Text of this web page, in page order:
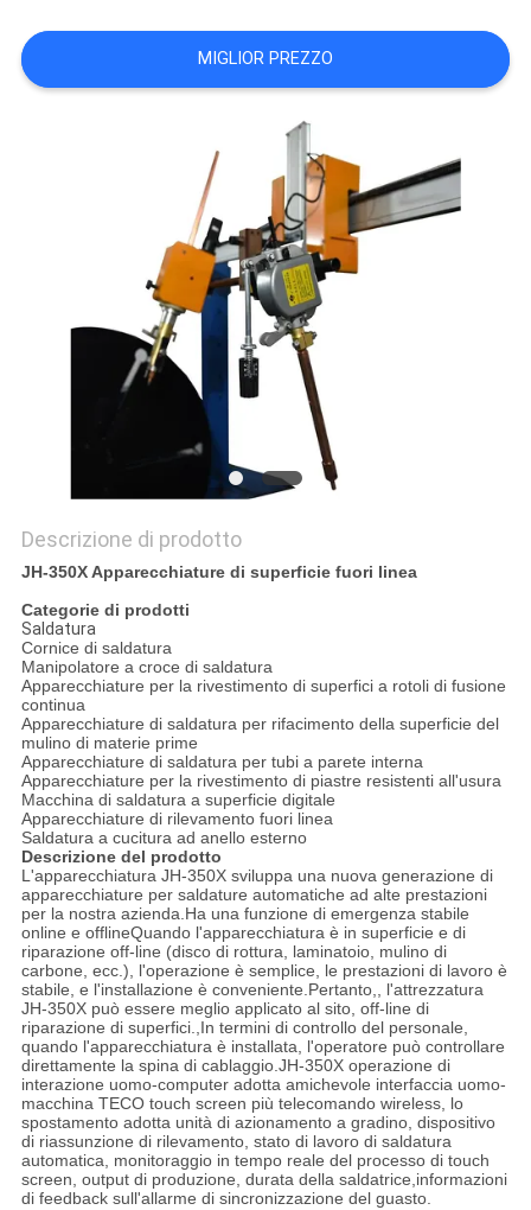
MIGLIOR PREZZO
Descrizione di prodotto
JH-350X Apparecchiature di superficie fuori linea
Categorie di prodotti
Saldatura
Cornice di saldatura
Manipolatore a croce di saldatura
Apparecchiature per la rivestimento di superfici a rotoli di fusione
continua
Apparecchiature di saldatura per rifacimento della superficie del
mulino di materie prime
Apparecchiature di saldatura per tubi a parete interna
Apparecchiature per la rivestimento di piastre resistenti all'usura
Macchina di saldatura a superficie digitale
Apparecchiature di rilevamento fuori linea
Saldatura a cucitura ad anello esterno
Descrizione del prodotto
L'apparecchiatura JH-350X sviluppa una nuova generazione di
apparecchiature per saldature automatiche ad alte prestazioni
per la nostra azienda.Ha una funzione di emergenza stabile
online e offlineQuando l'apparecchiatura è in superficie e di
riparazione off-line (disco di rottura, laminatoio, mulino di
carbone, ecc.), l'operazione è semplice, le prestazioni di lavoro è
stabile, e l'installazione è conveniente.Pertanto,, l'attrezzatura
JH-350X può essere meglio applicato al sito, off-line di
riparazione di superfici.,In termini di controllo del personale,
quando l'apparecchiatura è installata, l'operatore può controllare
direttamente la spina di cablaggio.JH-350X operazione di
interazione uomo-computer adotta amichevole interfaccia uomo-
macchina TECO touch screen più telecomando wireless, lo
spostamento adotta unità di azionamento a gradino, dispositivo
di riassunzione di rilevamento, stato di lavoro di saldatura
automatica, monitoraggio in tempo reale del processo di touch
screen, output di produzione, durata della saldatrice,informazioni
di feedback sull'allarme di sincronizzazione del guasto.